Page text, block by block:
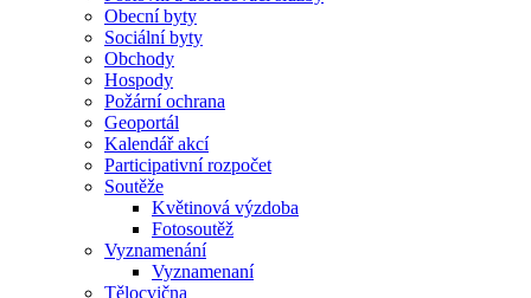
Obecní byty
Sociální byty
Obchody
Hospody
Požární ochrana
Geoportál
Kalendář akcí
Participativní rozpočet
Soutěže
Květinová výzdoba
Fotosoutěž
Vyznamenání
Vyznamenaní
Tělocvična